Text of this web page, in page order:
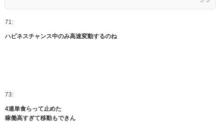
71:
ハピネスチャンス中のみ高速変動するのね
73:
4連単食らって止めた
稼働高すぎて移動もできん